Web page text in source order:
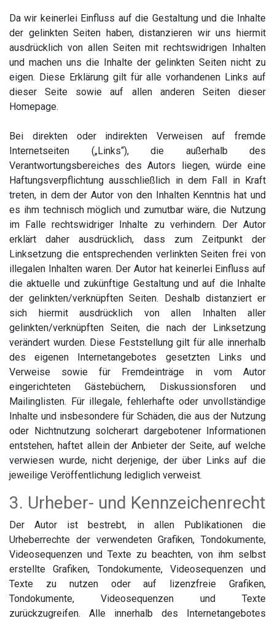
Da wir keinerlei Einfluss auf die Gestaltung und die Inhalte
der gelinkten Seiten haben, distanzieren wir uns hiermit
ausdrücklich von allen Seiten mit rechtswidrigen Inhalten
und machen uns die Inhalte der gelinkten Seiten nicht zu
eigen. Diese Erklärung gilt für alle vorhandenen Links auf
dieser Seite sowie auf allen anderen Seiten dieser
Homepage.
Bei direkten oder indirekten Verweisen auf fremde
Internetseiten („Links“), die außerhalb des
Verantwortungsbereiches des Autors liegen, würde eine
Haftungsverpflichtung ausschließlich in dem Fall in Kraft
treten, in dem der Autor von den Inhalten Kenntnis hat und
es ihm technisch möglich und zumutbar wäre, die Nutzung
im Falle rechtswidriger Inhalte zu verhindern. Der Autor
erklärt daher ausdrücklich, dass zum Zeitpunkt der
Linksetzung die entsprechenden verlinkten Seiten frei von
illegalen Inhalten waren. Der Autor hat keinerlei Einfluss auf
die aktuelle und zukünftige Gestaltung und auf die Inhalte
der gelinkten/verknüpften Seiten. Deshalb distanziert er
sich hiermit ausdrücklich von allen Inhalten aller
gelinkten/verknüpften Seiten, die nach der Linksetzung
verändert wurden. Diese Feststellung gilt für alle innerhalb
des eigenen Internetangebotes gesetzten Links und
Verweise sowie für Fremdeinträge in vom Autor
eingerichteten Gästebüchern, Diskussionsforen und
Mailinglisten. Für illegale, fehlerhafte oder unvollständige
Inhalte und insbesondere für Schäden, die aus der Nutzung
oder Nichtnutzung solcherart dargebotener Informationen
entstehen, haftet allein der Anbieter der Seite, auf welche
verwiesen wurde, nicht derjenige, der über Links auf die
jeweilige Veröffentlichung lediglich verweist.
3. Urheber- und Kennzeichenrecht
Der Autor ist bestrebt, in allen Publikationen die
Urheberrechte der verwendeten Grafiken, Tondokumente,
Videosequenzen und Texte zu beachten, von ihm selbst
erstellte Grafiken, Tondokumente, Videosequenzen und
Texte zu nutzen oder auf lizenzfreie Grafiken,
Tondokumente, Videosequenzen und Texte
zurückzugreifen. Alle innerhalb des Internetangebotes